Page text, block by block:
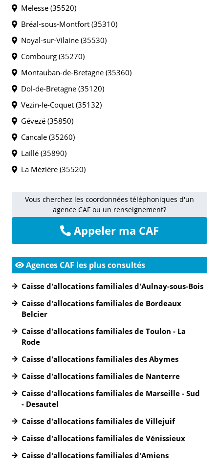
Melesse (35520)
Bréal-sous-Montfort (35310)
Noyal-sur-Vilaine (35530)
Combourg (35270)
Montauban-de-Bretagne (35360)
Dol-de-Bretagne (35120)
Vezin-le-Coquet (35132)
Gévezé (35850)
Cancale (35260)
Laillé (35890)
La Mézière (35520)
Vous cherchez les coordonnées téléphoniques d'un
agence CAF ou un renseignement?
Appeler ma CAF
Agences CAF les plus consultés
Caisse d'allocations familiales d'Aulnay-sous-Bois
Caisse d'allocations familiales de Bordeaux
Belcier
Caisse d'allocations familiales de Toulon - La
Rode
Caisse d'allocations familiales des Abymes
Caisse d'allocations familiales de Nanterre
Caisse d'allocations familiales de Marseille - Sud
- Desautel
Caisse d'allocations familiales de Villejuif
Caisse d'allocations familiales de Vénissieux
Caisse d'allocations familiales d'Amiens